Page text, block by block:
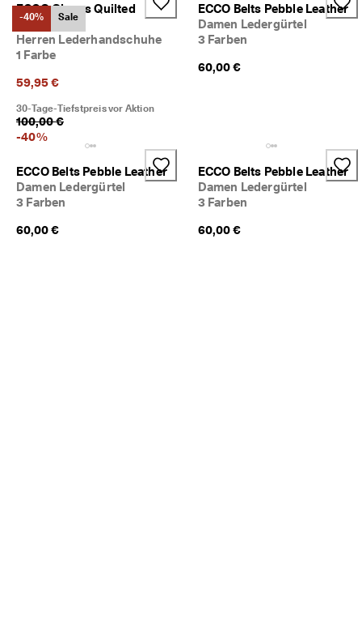
-40% Sale
ECCO Gloves Quilted
Mittens
Herren Lederhandschuhe
1 Farbe
59,95 €
30-Tage-Tiefstpreis vor Aktion
100,00 €
-40%
ECCO Belts Pebble Leather
Damen Ledergürtel
3 Farben
60,00 €
ECCO Belts Pebble Leather
Damen Ledergürtel
3 Farben
60,00 €
ECCO Belts Pebble Leather
Damen Ledergürtel
3 Farben
60,00 €